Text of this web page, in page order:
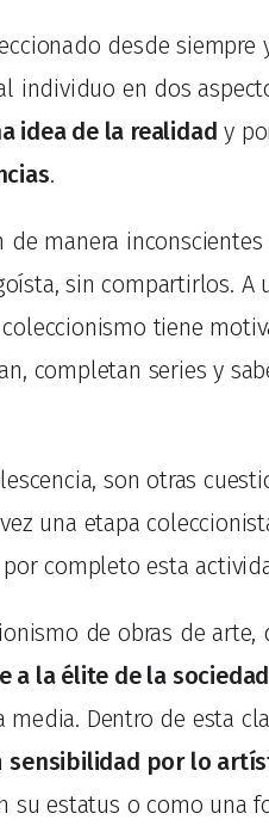
desde
individuo en dos
idea de la realidad y
.
de manera
sin compartirlos. A
tiene
completan series y
son otras
una etapa
completo esta
de obras de
a la élite de la sociedad
Dentro de esta
sensibilidad por lo
su estatus o como una